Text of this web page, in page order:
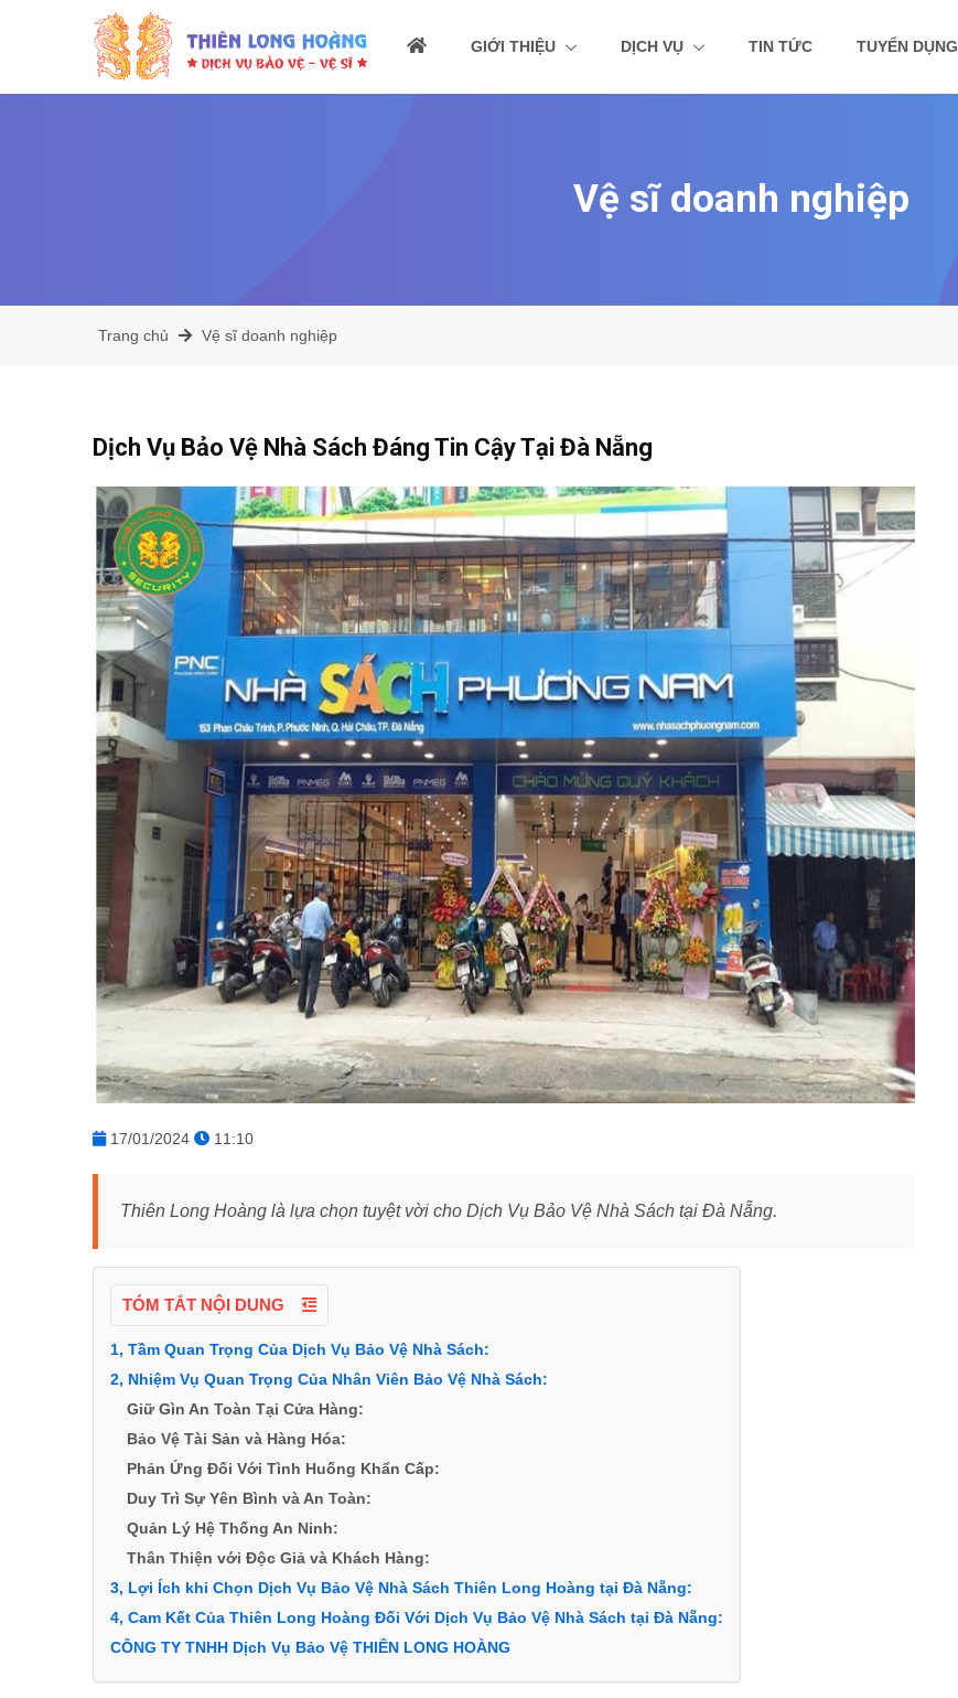
GIỚI THIỆU DỊCH VỤ TIN TỨC TUYỂN DỤNG
Vệ sĩ doanh nghiệp
Trang chủ Vệ sĩ doanh nghiệp
Dịch Vụ Bảo Vệ Nhà Sách Đáng Tin Cậy Tại Đà Nẵng
17/01/2024 11:10
Thiên Long Hoàng là lựa chọn tuyệt vời cho Dịch Vụ Bảo Vệ Nhà Sách tại Đà Nẵng.
TÓM TẮT NỘI DUNG
1, Tầm Quan Trọng Của Dịch Vụ Bảo Vệ Nhà Sách:
2, Nhiệm Vụ Quan Trọng Của Nhân Viên Bảo Vệ Nhà Sách:
Giữ Gìn An Toàn Tại Cửa Hàng:
Bảo Vệ Tài Sản và Hàng Hóa:
Phản Ứng Đối Với Tình Huống Khẩn Cấp:
Duy Trì Sự Yên Bình và An Toàn:
Quản Lý Hệ Thống An Ninh:
Thân Thiện với Độc Giả và Khách Hàng:
3, Lợi Ích khi Chọn Dịch Vụ Bảo Vệ Nhà Sách Thiên Long Hoàng tại Đà Nẵng:
4, Cam Kết Của Thiên Long Hoàng Đối Với Dịch Vụ Bảo Vệ Nhà Sách tại Đà Nẵng:
CÔNG TY TNHH Dịch Vụ Bảo Vệ THIÊN LONG HOÀNG